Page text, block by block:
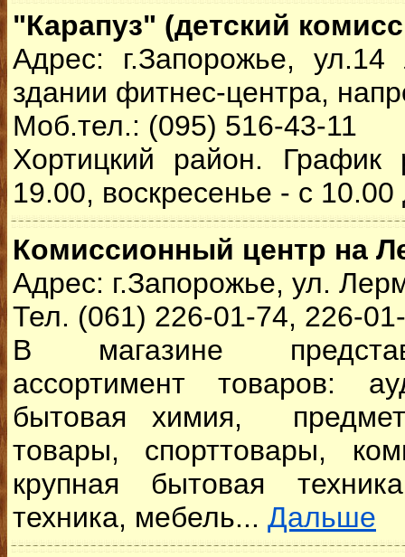
"Карапуз" (детский
Адрес: г.Запорожье,
здании фитнес-центра,
Моб.тел.: (095) 516-43-11
Хортицкий район.
19.00, воскресенье - с
Комиссионный центр на
Адрес: г.Запорожье, ул.
Тел. (061) 226-01-74, 226-
В магазине
ассортимент товаров:
бытовая химия,
товары, спорттовары,
крупная бытовая
техника, мебель... Дальше